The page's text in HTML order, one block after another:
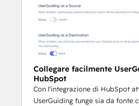
Collegare facilmente
HubSpot
Con l'integrazione di HubSpot
UserGuiding funge sia da fonte